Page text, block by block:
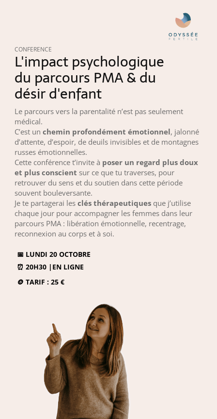
CONFERENCE
L'impact psychologique
du parcours PMA & du
désir d'enfant
Le parcours vers la parentalité n’est pas seulement
médical.
C’est un chemin profondément émotionnel, jalonné
d’attente, d’espoir, de deuils invisibles et de montagnes
russes émotionnelles.
Cette conférence t’invite à poser un regard plus doux
et plus conscient sur ce que tu traverses, pour
retrouver du sens et du soutien dans cette période
souvent bouleversante.
Je te partagerai les clés thérapeutiques que j’utilise
chaque jour pour accompagner les femmes dans leur
parcours PMA : libération émotionnelle, recentrage,
reconnexion au corps et à soi.
📅 LUNDI 20 OCTOBRE
⏰ 20H30 |EN LIGNE
🪙 TARIF : 25 €